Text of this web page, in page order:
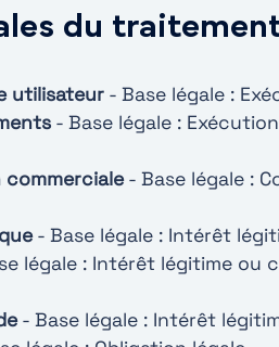
du
utilisateur - Base légale :
- Base légale :
- Base légale :
- Base légale : Intérêt
légale : Intérêt légitime ou
- Base légale : Intérêt